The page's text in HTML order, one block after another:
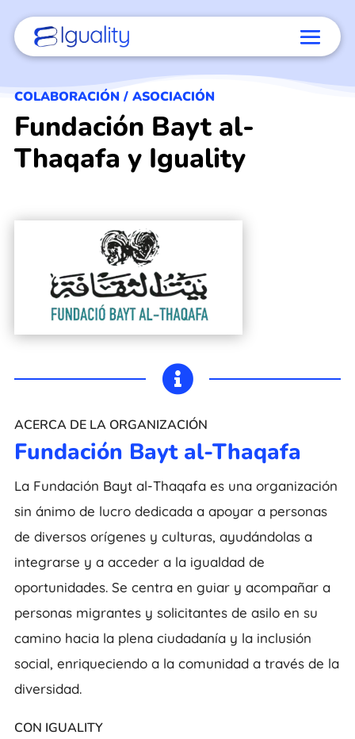
COLABORACIÓN / ASOCIACIÓN
Fundación Bayt al-
Thaqafa y Iguality

ACERCA DE LA ORGANIZACIÓN
Fundación Bayt al-Thaqafa
La Fundación Bayt al-Thaqafa es una organización
sin ánimo de lucro dedicada a apoyar a personas
de diversos orígenes y culturas, ayudándolas a
integrarse y a acceder a la igualdad de
oportunidades. Se centra en guiar y acompañar a
personas migrantes y solicitantes de asilo en su
camino hacia la plena ciudadanía y la inclusión
social, enriqueciendo a la comunidad a través de la
diversidad.
CON IGUALITY